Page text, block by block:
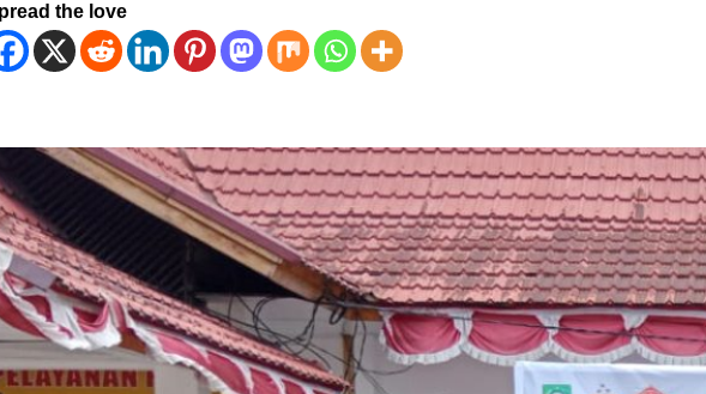
the love